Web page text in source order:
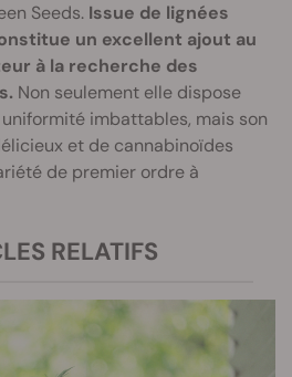
Seeds. Issue de lignées
un excellent ajout au
à la recherche des
Non seulement elle dispose
uniformité imbattables, mais son
et de cannabinoïdes
de premier ordre à
RELATIFS